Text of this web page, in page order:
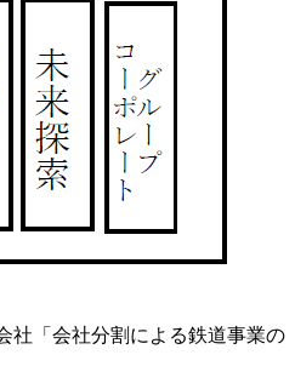
社「会社分割による鉄道事業の